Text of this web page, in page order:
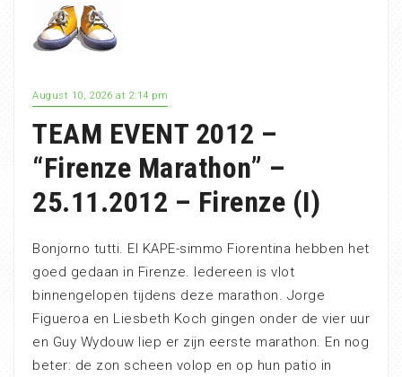
August 10, 2026 at 2:14 pm
TEAM EVENT 2012 –
“Firenze Marathon” –
25.11.2012 – Firenze (I)
Bonjorno tutti. El KAPE-simmo Fiorentina hebben het
goed gedaan in Firenze. Iedereen is vlot
binnengelopen tijdens deze marathon. Jorge
Figueroa en Liesbeth Koch gingen onder de vier uur
en Guy Wydouw liep er zijn eerste marathon. En nog
beter: de zon scheen volop en op hun patio in